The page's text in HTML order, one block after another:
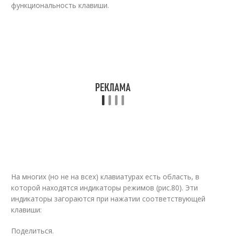
функциональность клавиши.
На многих (но не на всех) клавиатурах есть область, в
которой находятся индикаторы режимов (рис.80). Эти
индикаторы загораются при нажатии соответствующей
клавиши:
Поделиться.